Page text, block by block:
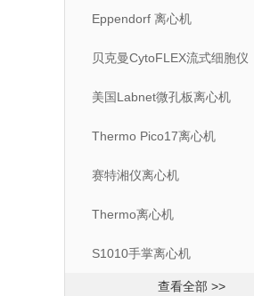
Eppendorf 离心机
贝克曼CytoFLEX流式细胞仪
美国Labnet微孔板离心机
Thermo Pico17离心机
赛特湘仪离心机
Thermo离心机
S1010手掌离心机
查看全部 >>